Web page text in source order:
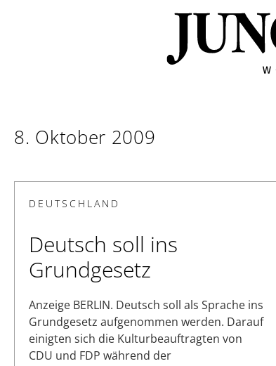
8. Oktober 2009
DEUTSCHLAND
Deutsch soll ins
Grundgesetz
Anzeige BERLIN. Deutsch soll als Sprache ins
Grundgesetz aufgenommen werden. Darauf
einigten sich die Kulturbeauftragten von
CDU und FDP während der